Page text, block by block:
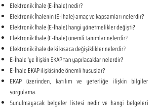
Elektronik İhale (E-İhale) nedir?
Elektronik İhalenin (E-İhale) amaç ve kapsamları nelerdir?
Elektronik İhale (E-İhale) hangi yönetmelikler değişti?
Elektronik İhale (E-İhale) önemli tanımlar nelerdir?
Elektronik ihale de ki kısaca değişiklikler nelerdir?
E-İhale ’ye İlişkin EKAP tan yapılacaklar nelerdir?
E-İhale EKAP ilişkisinde önemli hususlar?
EKAP üzerinden, katılım ve yeterliğe ilişkin bilgiler
sorgulama.
Sunulmayacak belgeler listesi nedir ve hangi belgeleri